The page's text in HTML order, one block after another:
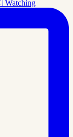
Watching